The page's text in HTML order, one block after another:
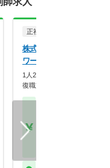
正社員
株式会社メディカル一光
ワー薬局 上野中央店
1人20枚以下の余裕体制！研
復職支援も充実の安…